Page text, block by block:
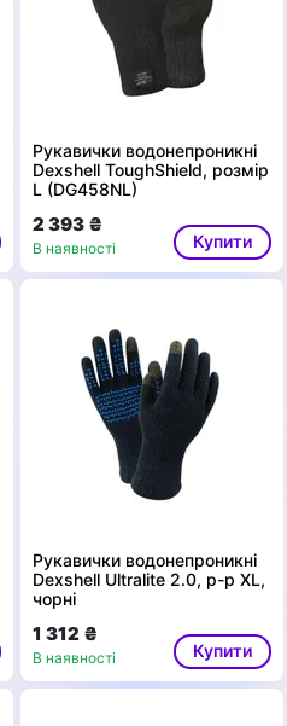
Рукавички водонепроникні
Dexshell ToughShield, розмір
L (DG458NL)
2 393 ₴
В наявності Купити
Рукавички водонепроникні
Dexshell Ultralite 2.0, p-p XL,
чорні
1 312 ₴
В наявності Купити